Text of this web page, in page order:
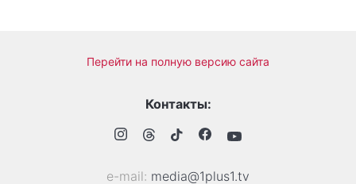
Перейти на полную версию сайта
Контакты:
е-mail: media@1plus1.tv